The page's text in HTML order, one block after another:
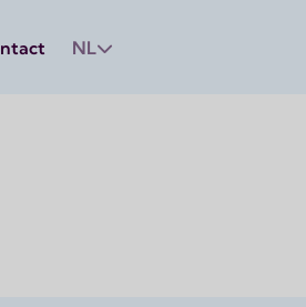
NL
leerervaringen een waardevolle
universiteiten en